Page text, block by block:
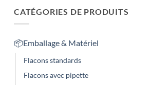
CATÉGORIES DE PRODUITS
📦Emballage & Matériel
Flacons standards
Flacons avec pipette